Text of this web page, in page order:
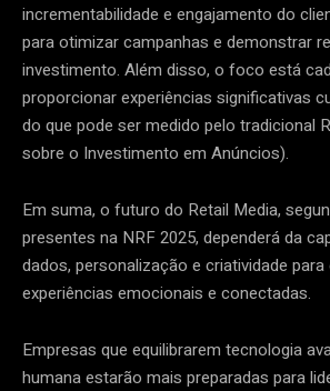
incrementabilidade e engajamento do
para otimizar campanhas e demonstrar
investimento. Além disso, o foco está
proporcionar experiências significativas
do que pode ser medido pelo tradicional
sobre o Investimento em Anúncios).
Em suma, o futuro do Retail Media,
presentes na NRF 2025, dependerá da
dados, personalização e criatividade para
experiências emocionais e conectadas.
Empresas que equilibrarem tecnologia
humana estarão mais preparadas para